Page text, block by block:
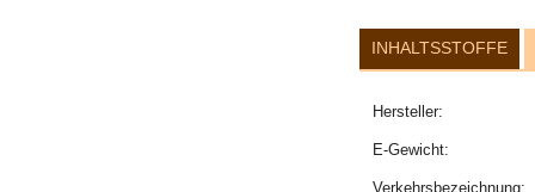
INHALTSSTOFFE
Hersteller:
E-Gewicht:
Verkehrsbezeichnung: